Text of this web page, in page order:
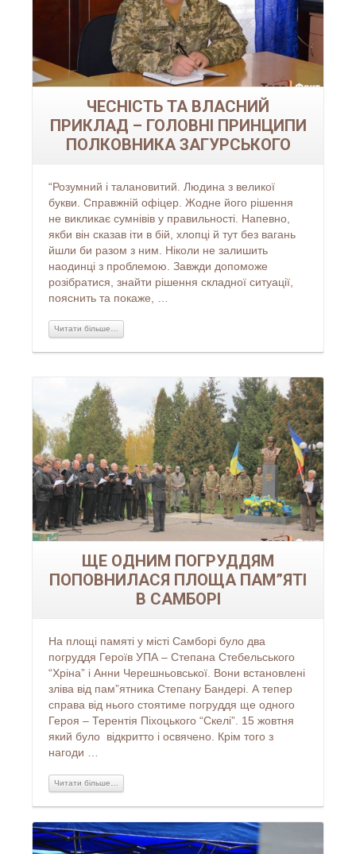
ЧЕСНІСТЬ ТА ВЛАСНИЙ
ПРИКЛАД – ГОЛОВНІ ПРИНЦИПИ
ПОЛКОВНИКА ЗАГУРСЬКОГО
“Розумний і талановитий. Людина з великої
букви. Справжній офіцер. Жодне його рішення
не викликає сумнівів у правильності. Напевно,
якби він сказав іти в бій, хлопці й тут без вагань
йшли би разом з ним. Ніколи не залишить
наодинці з проблемою. Завжди допоможе
розібратися, знайти рішення складної ситуації,
пояснить та покаже, …
Читати більше…
Читати більше...
ЩЕ ОДНИМ ПОГРУДДЯМ
ПОПОВНИЛАСЯ ПЛОЩА ПАМ”ЯТІ
В САМБОРІ
На площі памяті у місті Самборі було два
погруддя Героїв УПА – Степана Стебельського
“Хріна” і Анни Черешньовської. Вони встановлені
зліва від пам”ятника Степану Бандері. А тепер
справа від нього стоятиме погруддя ще одного
Героя – Терентія Піхоцького “Скелі”. 15 жовтня
який було відкритто і освячено. Крім того з
нагоди …
Читати більше…
Читати більше...